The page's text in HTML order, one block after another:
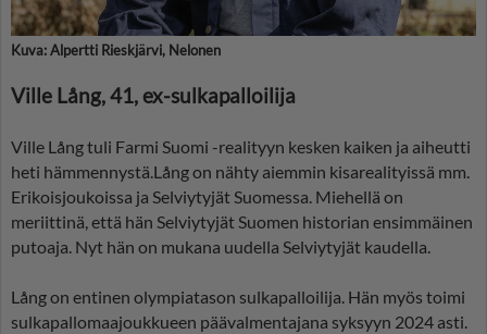
Kuva: Alpertti Rieskjärvi, Nelonen
Ville Lång, 41, ex-sulkapalloilija
Ville Lång tuli Farmi Suomi -realityyn kesken kaiken ja aiheutti
heti hämmennystä.Lång on nähty aiemmin kisarealityissä mm.
Erikoisjoukoissa ja Selviytyjät Suomessa. Miehellä on
meriittinä, että hän Selviytyjät Suomen historian ensimmäinen
putoaja. Nyt hän on mukana uudella Selviytyjät kaudella.
Lång on entinen olympiatason sulkapalloilija. Hän myös toimi
sulkapallomaajoukkueen päävalmentajana syksyyn 2024 asti.